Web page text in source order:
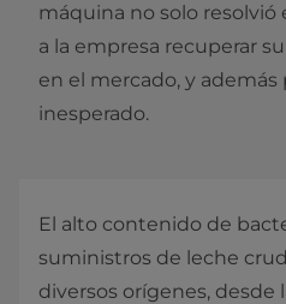
máquina no solo
a la empresa recuperar
en el mercado, y
inesperado.
El alto contenido de
suministros de leche
diversos orígenes, desde